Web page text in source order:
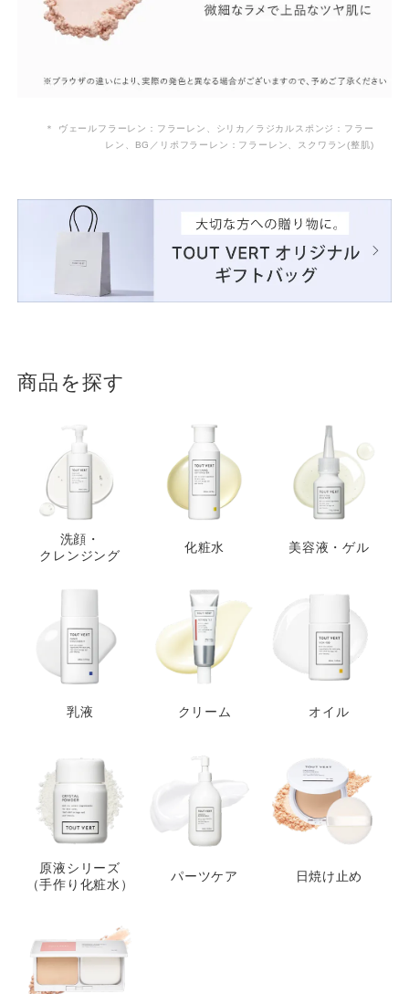
＊ ヴェールフラーレン：フラーレン、シリカ／ラジカルスポンジ：フラー
レン、BG／リポフラーレン：フラーレン、スクワラン(整肌)
商品を探す
洗顔・
クレンジング
化粧水 美容液・ゲル
乳液 クリーム オイル
原液シリーズ
（手作り化粧水）
パーツケア 日焼け止め